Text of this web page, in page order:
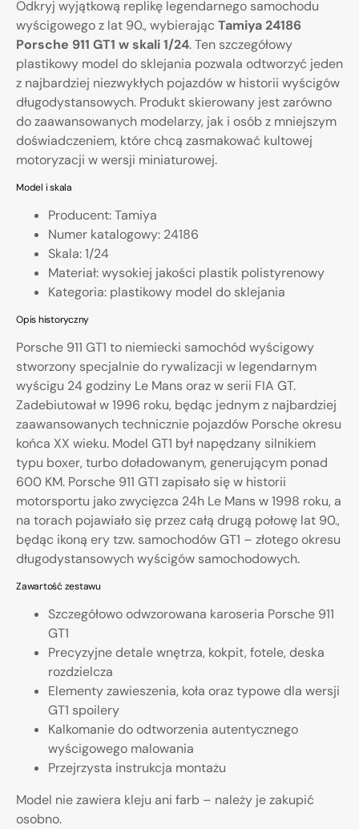
Odkryj wyjątkową replikę legendarnego samochodu
wyścigowego z lat 90., wybierając Tamiya 24186
Porsche 911 GT1 w skali 1/24. Ten szczegółowy
plastikowy model do sklejania pozwala odtworzyć jeden
z najbardziej niezwykłych pojazdów w historii wyścigów
długodystansowych. Produkt skierowany jest zarówno
do zaawansowanych modelarzy, jak i osób z mniejszym
doświadczeniem, które chcą zasmakować kultowej
motoryzacji w wersji miniaturowej.
Model i skala
Producent: Tamiya
Numer katalogowy: 24186
Skala: 1/24
Materiał: wysokiej jakości plastik polistyrenowy
Kategoria: plastikowy model do sklejania
Opis historyczny
Porsche 911 GT1 to niemiecki samochód wyścigowy
stworzony specjalnie do rywalizacji w legendarnym
wyścigu 24 godziny Le Mans oraz w serii FIA GT.
Zadebiutował w 1996 roku, będąc jednym z najbardziej
zaawansowanych technicznie pojazdów Porsche okresu
końca XX wieku. Model GT1 był napędzany silnikiem
typu boxer, turbo doładowanym, generującym ponad
600 KM. Porsche 911 GT1 zapisało się w historii
motorsportu jako zwycięzca 24h Le Mans w 1998 roku, a
na torach pojawiało się przez całą drugą połowę lat 90.,
będąc ikoną ery tzw. samochodów GT1 – złotego okresu
długodystansowych wyścigów samochodowych.
Zawartość zestawu
Szczegółowo odwzorowana karoseria Porsche 911
GT1
Precyzyjne detale wnętrza, kokpit, fotele, deska
rozdzielcza
Elementy zawieszenia, koła oraz typowe dla wersji
GT1 spoilery
Kalkomanie do odtworzenia autentycznego
wyścigowego malowania
Przejrzysta instrukcja montażu
Model nie zawiera kleju ani farb – należy je zakupić
osobno.